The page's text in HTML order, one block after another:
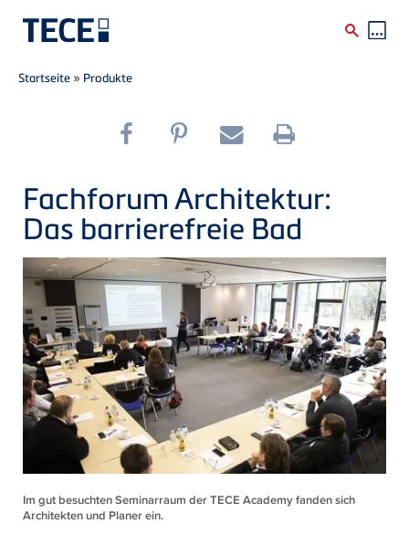
Direkt zum Inhalt
Breadcrumb
Startseite » Produkte
Fachforum Architektur:
Das barrierefreie Bad
Im gut besuchten Seminarraum der TECE Academy fanden sich
Architekten und Planer ein.